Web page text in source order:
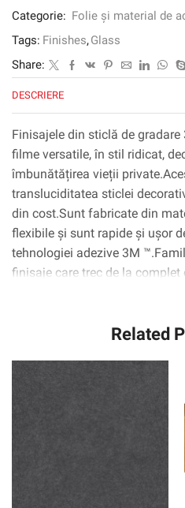
m
Categorie: Folie și material de
Tags: Finishes,Glass
Share:
DESCRIERE
Finisajele din sticlă de
filme versatile, în stil ridicat,
îmbunătățirea vieții
transluciditatea sticlei
din cost.Sunt fabricate din
flexibile și sunt rapide și ușor
tehnologiei adezive 3M
finisaje care trec de la complet
Related